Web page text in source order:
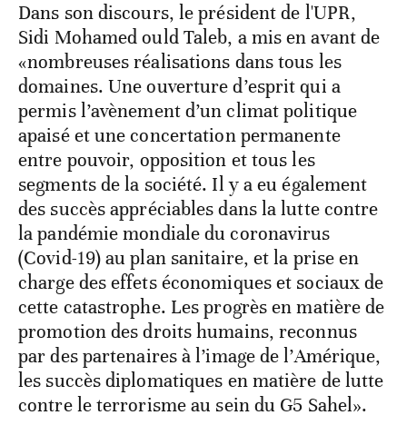
Dans son discours, le président de l'UPR,
Sidi Mohamed ould Taleb, a mis en avant de
«nombreuses réalisations dans tous les
domaines. Une ouverture d’esprit qui a
permis l’avènement d’un climat politique
apaisé et une concertation permanente
entre pouvoir, opposition et tous les
segments de la société. Il y a eu également
des succès appréciables dans la lutte contre
la pandémie mondiale du coronavirus
(Covid-19) au plan sanitaire, et la prise en
charge des effets économiques et sociaux de
cette catastrophe. Les progrès en matière de
promotion des droits humains, reconnus
par des partenaires à l’image de l’Amérique,
les succès diplomatiques en matière de lutte
contre le terrorisme au sein du G5 Sahel».